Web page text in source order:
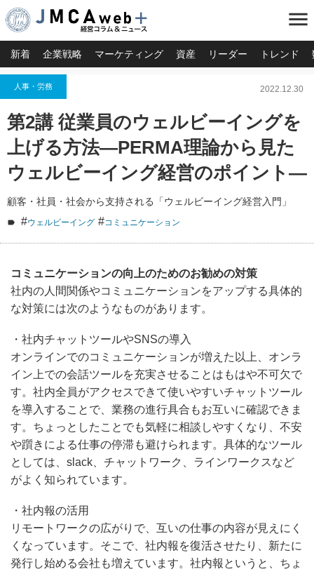
menu
新着 企業戦略 マーケティング 資産 リーダー トレンド
人事・労務 2022.12.30
第2講 従業員のウェルビーイングを
上げる方法―PERMA理論から見た
ウェルビーイング経営のポイント―
顧客・社員・社会から支持される「ウェルビーイング経営入門」
#ウェルビーイング #コミュニケーション
コミュニケーションの向上のためのお勧めの対策
社内の人間関係やコミュニケーションをアップする具体的
な対策には次のようなものがあります。
・社内チャットツールやSNSの導入
オンラインでのコミュニケーションが増えた以上、オンラ
イン上での会話ツールを充実させることはもはや不可欠で
す。社内全員がアクセスできて使いやすいチャットツール
を導入することで、業務の進行具合もお互いに確認できま
す。ちょっとしたことでも気軽に相談しやすくなり、不安
や躓きによる仕事の停滞も避けられます。具体的なツール
としては、slack、チャットワーク、ラインワークスなど
がよく知られています。
・社内報の活用
リモートワークの広がりで、互いの仕事の内容が見えにく
くなっています。そこで、社内報を復活させたり、新たに
発行し始める会社も増えています。社内報というと、ちょ